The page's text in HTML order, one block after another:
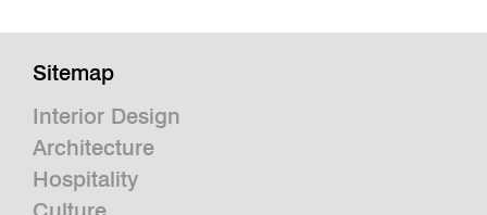
Sitemap
Interior Design
Architecture
Hospitality